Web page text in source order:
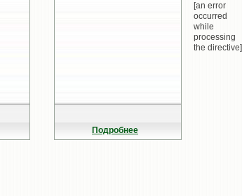
Подробнее
[an error
occurred
while
processing
the directive]